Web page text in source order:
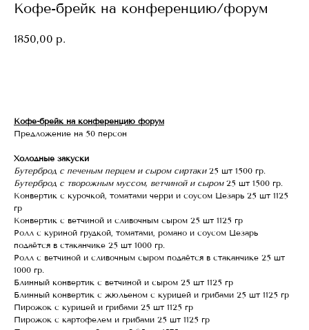
Кофе-брейк на конференцию/форум
1850,00 р.
Кофе-брейк на конференцию форум
Предложение на 50 персон
Холодные закуски
Бутерброд с печеным перцем и сыром сиртаки25 шт 1500 гр.
Бутерброд с творожным муссом, ветчиной и сыром25 шт 1500 гр.
Конвертик с курочкой, томатами черри и соусом Цезарь 25 шт 1125
гр
Конвертик с ветчиной и сливочным сыром 25 шт 1125 гр
Ролл с куриной грудкой, томатами, романо и соусом Цезарь
подаётся в стаканчике 25 шт 1000 гр.
Ролл с ветчиной и сливочным сыром подаётся в стаканчике 25 шт
1000 гр.
Блинный конвертик с ветчиной и сыром 25 шт 1125 гр
Блинный конвертик с жюльеном с курицей и грибами 25 шт 1125 гр
Пирожок с курицей и грибами 25 шт 1125 гр
Пирожок с картофелем и грибами 25 шт 1125 гр